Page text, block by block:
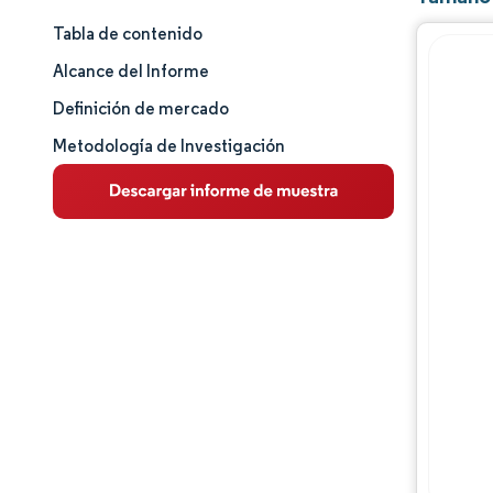
Tamaño y cuota de mercado
Análisis de mercado
Tendencias e ideas
Análisis de segmentos
Tabla de contenido
Alcance del Informe
Definición de mercado
Metodología de Investigación